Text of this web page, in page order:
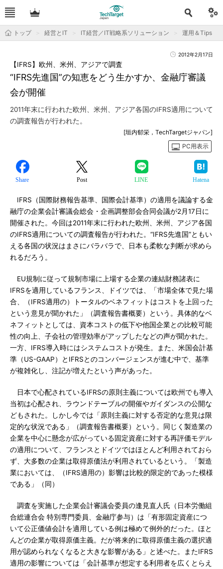
トップ 経営とIT IT経営／IT戦略系ソリューション 運用＆Tips
2012年2月17日
“IFRS先進国”の知恵をどう生かすか、金融庁審議
会が開催
【IFRS】欧州、米州、アジアで調査
2011年末に行われた欧州、米州、アジア各国のIFRS適用について
の調査報告が行われた。
[垣内郁栄，TechTargetジャパン]
PC用表示
Share Post LINE Hatena
IFRS（国際財務報告基準、国際会計基準）の適用を議論する金
融庁の企業会計審議会総会・企画調整部会合同会議が2月17日に
開催された。今回は2011年末に行われた欧州、米州、アジア各国
のIFRS適用についての調査報告が行われた。“IFRS先進国”ともい
える各国の状況はまさにバラバラで、日本も柔軟な判断が求めら
れるだろう。
EU規制に従って規制市場に上場する企業の連結財務諸表に
IFRSを適用しているフランス、ドイツでは、「市場全体で見た場
合、（IFRS適用の）トータルのベネフィットはコストを上回った
という意見が聞かれた」（調査報告書概要）という。具体的なベ
ネフィットとしては、資本コストの低下や他国企業との比較可能
性の向上、子会社の管理効率がアップしたなどの声が聞かれた。
一方、IFRS導入時にはシステムコストが発生。また、米国会計基
準（US-GAAP）とIFRSとのコンバージェンスが進む中で、基準
が複雑化し、注記が増えたという声があった。
日本で心配されているIFRSの原則主義については欧州でも導入
当初は心配され、ラウンドテーブルの開催やガイダンスの公開な
どもされた。しかし今では「原則主義に対する否定的な意見は限
定的な状況である」（調査報告書概要）という。同じく製造業の
企業を中心に懸念が広がっている固定資産に対する再評価モデル
の適用について、フランスとドイツではほとんど利用されておら
ず、大多数の企業は取得原価法が利用されているという。「製造
業においては、（IFRS適用の）影響は比較的限定的であった模様
である」（同）
調査を実施した企業会計審議会委員の逢見直人氏（日本労働組
合総連合会 特別専門委員、金融庁参与）は「有形固定資産につ
いて公正価値会計を適用している例は極めて例外的だった。ほと
んどの企業が取得原価主義。だが将来的に取得原価主義の選択適
用が認められなくなると大きな影響がある」と述べた。またIFRS
適用の影響については「会計基準が想定する利用者を広くとらえ